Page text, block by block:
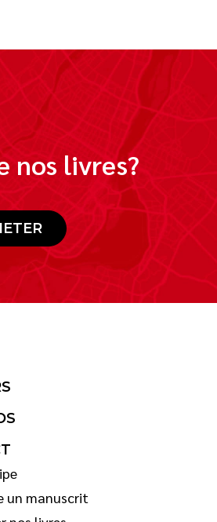
nos livres?
un manuscrit